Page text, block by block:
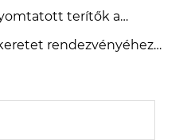
terítők a
hatékonyságát?
rendezvényéhez